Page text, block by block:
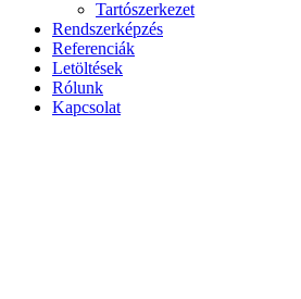
Tartószerkezet
Rendszerképzés
Referenciák
Letöltések
Rólunk
Kapcsolat